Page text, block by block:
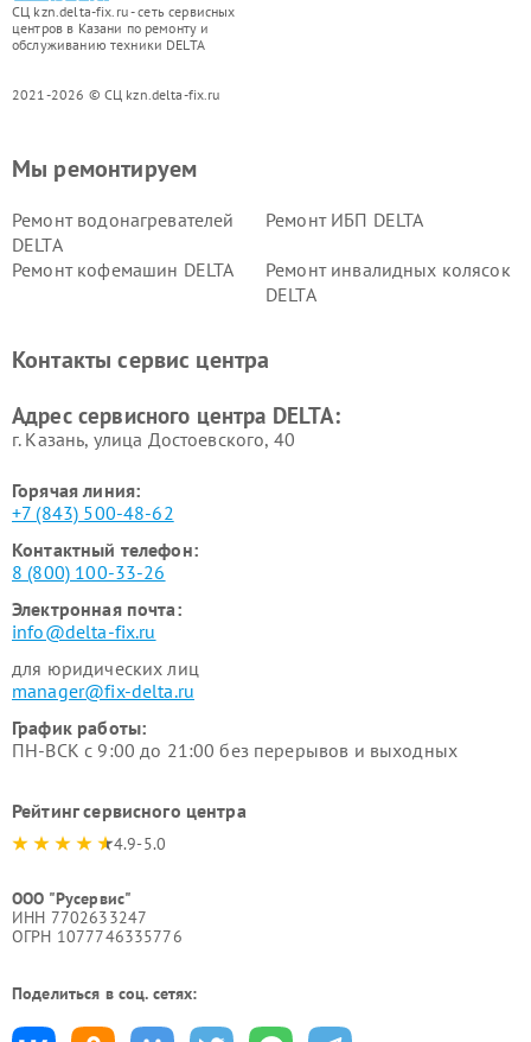
СЦ kzn.delta-fix.ru - сеть сервисных
центров в Казани по ремонту и
обслуживанию техники DELTA
2021-2026 © СЦ kzn.delta-fix.ru
Мы ремонтируем
Ремонт водонагревателей
DELTA
Ремонт ИБП DELTA
Ремонт кофемашин DELTA
Ремонт инвалидных колясок
DELTA
Контакты сервис центра
Адрес сервисного центра DELTA:
г. Казань, улица Достоевского, 40
Горячая линия:
+7 (843) 500-48-62
Контактный телефон:
8 (800) 100-33-26
Электронная почта:
info@delta-fix.ru
для юридических лиц
manager@fix-delta.ru
График работы:
ПН-ВСК с 9:00 до 21:00 без перерывов и выходных
Рейтинг сервисного центра
4.9-5.0
ООО "Русервис"
ИНН 7702633247
ОГРН 1077746335776
Поделиться в соц. сетях: